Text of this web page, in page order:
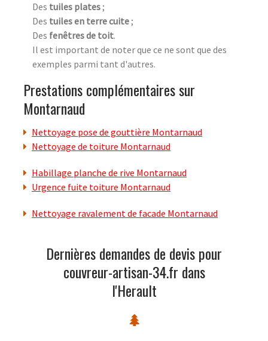
Des tuiles plates;
Des tuiles en terre cuite;
Des fenêtres de toit.
Il est important de noter que ce ne sont que des
exemples parmi tant d'autres.
Prestations complémentaires sur
Montarnaud
Nettoyage pose de gouttière Montarnaud
Nettoyage de toiture Montarnaud
Habillage planche de rive Montarnaud
Urgence fuite toiture Montarnaud
Nettoyage ravalement de facade Montarnaud
Dernières demandes de devis pour
couvreur-artisan-34.fr dans
l'Herault